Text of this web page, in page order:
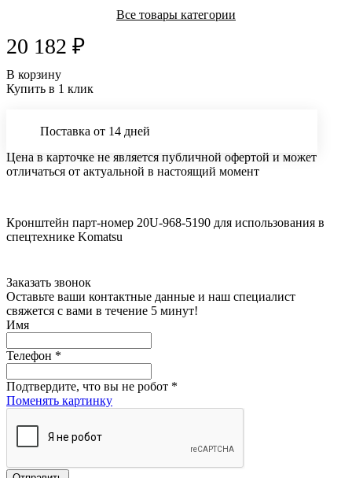
Все товары категории
20 182 ₽
В корзину
Купить в 1 клик
Поставка от 14 дней
Цена в карточке не является публичной офертой и может
отличаться от актуальной в настоящий момент
Кронштейн парт-номер 20U-968-5190 для использования в
спецтехнике Komatsu
Заказать звонок
Оставьте ваши контактные данные и наш специалист
свяжется с вами в течение 5 минут!
Имя
Телефон *
Подтвердите, что вы не робот *
Поменять картинку